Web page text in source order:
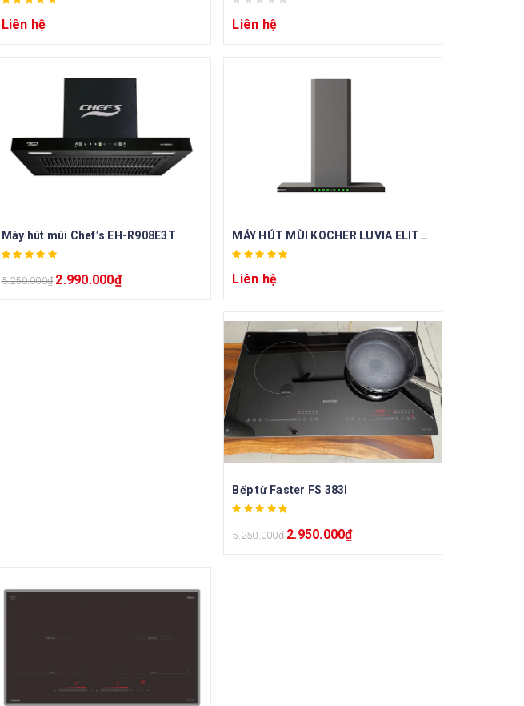
Liên hệ Liên hệ
Máy hút mùi Chef’s EH-R908E3T
5.250.000₫ 2.990.000₫
MÁY HÚT MÙI KOCHER LUVIA ELITE PRO
Liên hệ
Bếp từ Faster FS 383I
5.250.000₫ 2.950.000₫